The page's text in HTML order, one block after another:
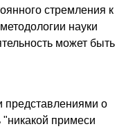
стремления к
науки
может быть
представлениями о
примеси